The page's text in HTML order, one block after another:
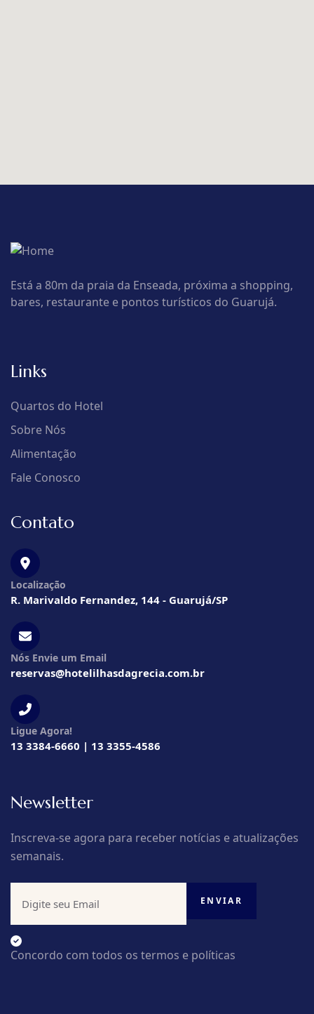
Está a 80m da praia da Enseada, próxima a shopping,
bares, restaurante e pontos turísticos do Guarujá.
Links
Quartos do Hotel
Sobre Nós
Alimentação
Fale Conosco
Contato
Localização
R. Marivaldo Fernandez, 144 - Guarujá/SP
Nós Envie um Email
reservas@hotelilhasdagrecia.com.br
Ligue Agora!
13 3384-6660 | 13 3355-4586
Newsletter
Inscreva-se agora para receber notícias e atualizações
semanais.
Concordo com todos os termos e políticas